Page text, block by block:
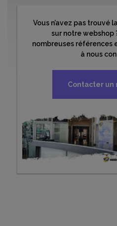
Vous n’avez pas trouvé
sur notre webshop
nombreuses références
à nous
Contacter un